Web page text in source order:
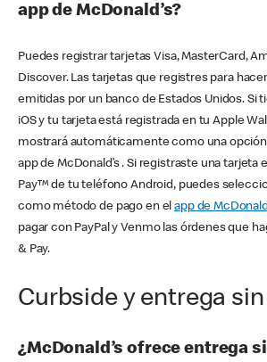
app de McDonald’s?
Puedes registrar tarjetas Visa, MasterCard,
Discover. Las tarjetas que registres para
emitidas por un banco de Estados Unidos. Si
iOS y tu tarjeta está registrada en tu Apple
mostrará automáticamente como una opción
app de McDonald’s . Si registraste una tarjeta
Pay™ de tu teléfono Android, puedes
como método de pago en elapp de
pagar con PayPal y Venmo las órdenes que
& Pay.
Curbside y entrega
¿McDonald’s ofrece entrega